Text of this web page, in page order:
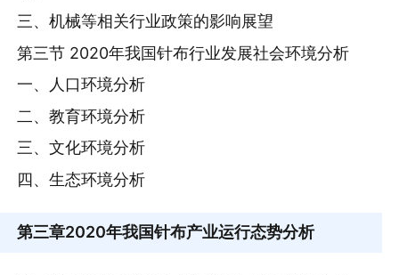
三、机械等相关行业政策的影响展望
第三节 2020年我国针布行业发展社会环境分析
一、人口环境分析
二、教育环境分析
三、文化环境分析
四、生态环境分析
第三章2020年我国针布产业运行态势分析